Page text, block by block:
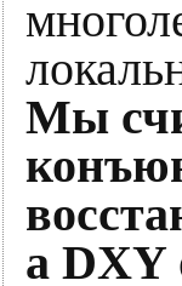
Мы
а DXY